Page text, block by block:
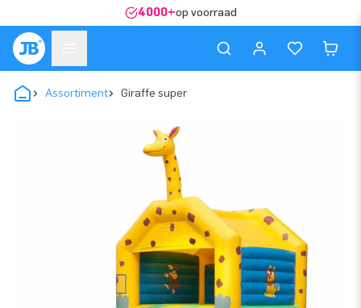
4000+op voorraad
Assortiment Giraffe super